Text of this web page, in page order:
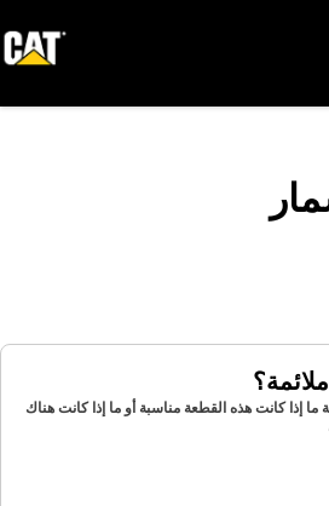
كانت هذه القطعة مناسبة أو ما إذا كانت هناك